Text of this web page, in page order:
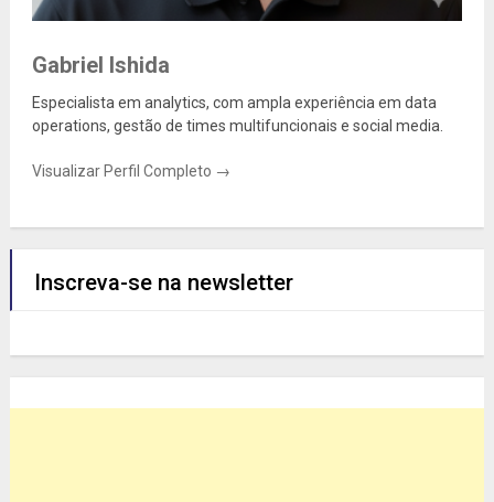
Gabriel Ishida
Especialista em analytics, com ampla experiência em data
operations, gestão de times multifuncionais e social media.
Visualizar Perfil Completo →
Inscreva-se na newsletter